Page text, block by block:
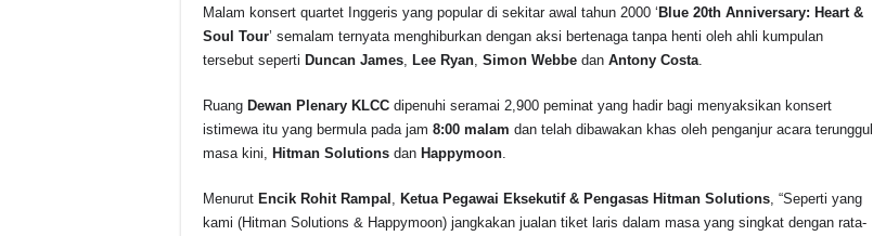
c
e
b
o
o
k
at
s
A
p
p
e
a
d
s
p
y
Li
n
k
ar
e
Malam konsert quartet Inggeris yang popular di sekitar awal tahun 2000 ‘Blue 20th Anniversary: Heart &
Soul Tour’ semalam ternyata menghiburkan dengan aksi bertenaga tanpa henti oleh ahli kumpulan
tersebut seperti Duncan James Lee Ryan Simon Webbe dan Antony Costa
Ruang Dewan Plenary KLCC dipenuhi seramai 2,900 peminat yang hadir bagi menyaksikan konsert
istimewa itu yang bermula pada jam 8:00 malam dan telah dibawakan khas oleh penganjur acara terunggul
masa kini, Hitman Solutions dan Happymoon
Menurut Encik Rohit Rampal Ketua Pegawai Eksekutif & Pengasas Hitman Solutions , “Seperti yang
kami (Hitman Solutions & Happymoon) jangkakan jualan tiket laris dalam masa yang singkat dengan rata-